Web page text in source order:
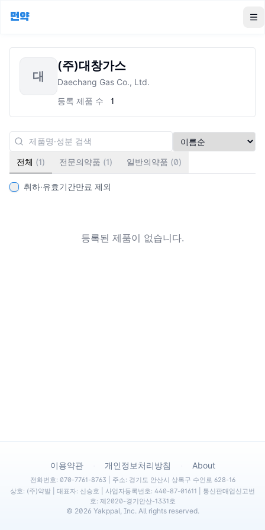
먼약
대
(주)대창가스
Daechang Gas Co., Ltd.
등록 제품 수
1
전체 (1) 전문의약품 (1) 일반의약품 (0)
취하·유효기간만료 제외
등록된 제품이 없습니다.
이용약관 개인정보처리방침 About
전화번호: 070-7761-8763 | 주소: 경기도 안산시 상록구 수인로 628-16
상호: (주)약발 | 대표자: 신승호 | 사업자등록번호: 440-87-01611 | 통신판매업신고번
호: 제2020-경기안산-1331호
© 2026 Yakppal, Inc. All rights reserved.